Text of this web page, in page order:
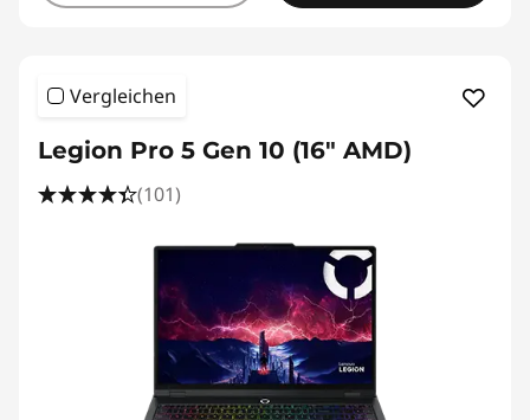
Vergleichen
Legion Pro 5 Gen 10 (16" AMD)
(101)